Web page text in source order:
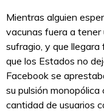
Mientras alguien
vacunas fuera a
sufragio, y que llegara
que los Estados no
Facebook se
su pulsión
cantidad de usuarios